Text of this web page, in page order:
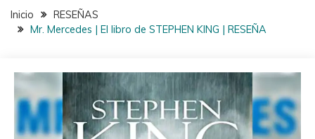
Inicio
RESEÑAS
Mr. Mercedes | El libro de STEPHEN KING | RESEÑA